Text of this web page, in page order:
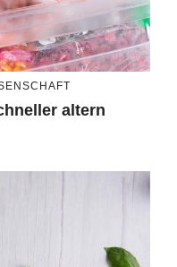
altern